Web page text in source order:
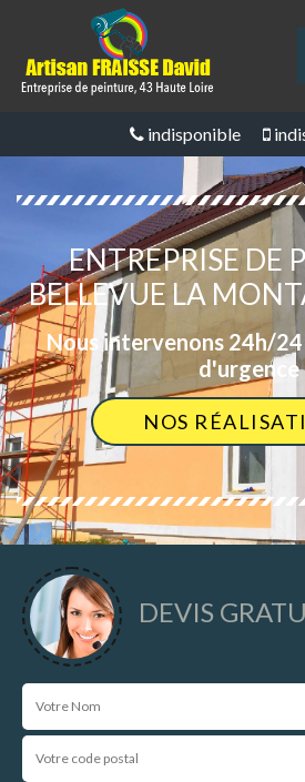
indisponible
ENTREPRISE DE
BELLEVUE LA
Nous intervenons 24h/
d'urgence
NOS
DEVIS